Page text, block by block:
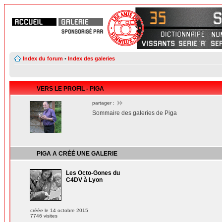
Index du forum • Index des galeries
VERS LE PROFIL - PIGA
partager :
Sommaire des galeries de Piga
PIGA A CRÉÉ UNE GALERIE
Les Octo-Gones du
C4DV à Lyon
créée le 14 octobre 2015
7746 visites